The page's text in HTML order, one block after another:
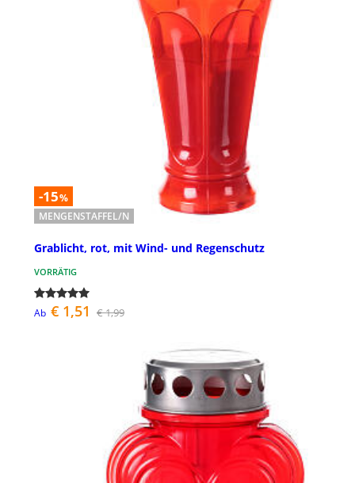
-15%
MENGENSTAFFEL/N
Grablicht, rot, mit Wind- und Regenschutz
VORRÄTIG
Ab € 1,51 € 1,99